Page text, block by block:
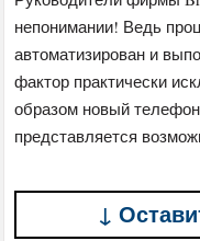
непонимании! Ведь
автоматизирован и
фактор практически
образом новый
представляется
↓